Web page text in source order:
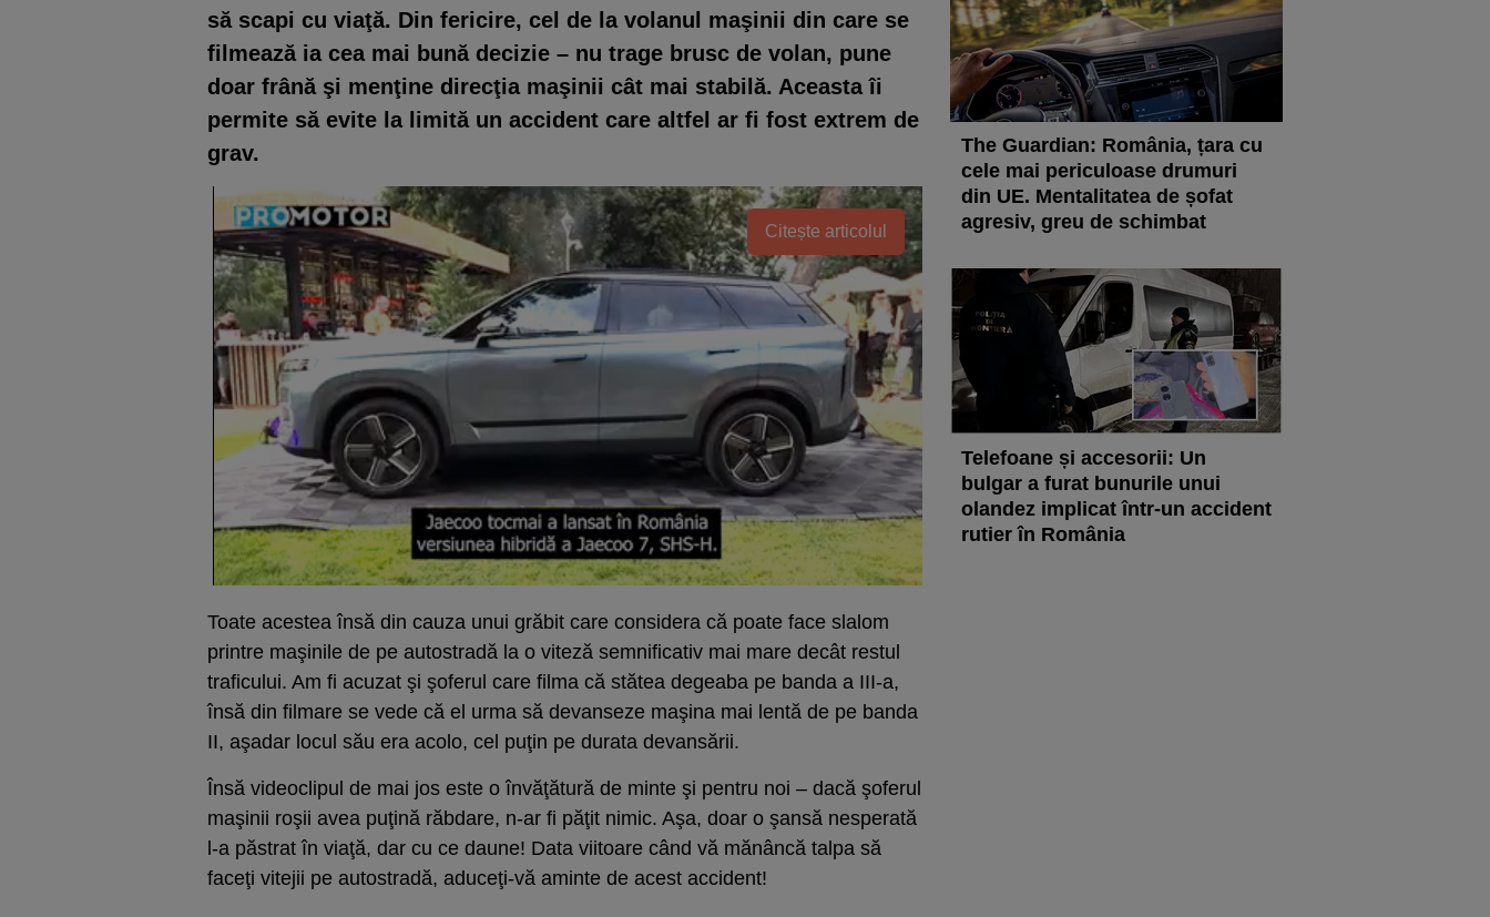
să scapi cu viaţă. Din fericire, cel de la volanul maşinii din care se
filmează ia cea mai bună decizie – nu trage brusc de volan, pune
doar frână şi menţine direcţia maşinii cât mai stabilă. Aceasta îi
permite să evite la limită un accident care altfel ar fi fost extrem de
grav.
Citește articolul
Toate acestea însă din cauza unui grăbit care considera că poate face slalom
printre maşinile de pe autostradă la o viteză semnificativ mai mare decât restul
traficului. Am fi acuzat şi şoferul care filma că stătea degeaba pe banda a III-a,
însă din filmare se vede că el urma să devanseze maşina mai lentă de pe banda
II, aşadar locul său era acolo, cel puţin pe durata devansării.
Însă videoclipul de mai jos este o învăţătură de minte şi pentru noi – dacă şoferul
maşinii roşii avea puţină răbdare, n-ar fi păţit nimic. Aşa, doar o şansă nesperată
l-a păstrat în viaţă, dar cu ce daune! Data viitoare când vă mănâncă talpa să
faceţi vitejii pe autostradă, aduceţi-vă aminte de acest accident!
The Guardian: România, țara cu
cele mai periculoase drumuri
din UE. Mentalitatea de șofat
agresiv, greu de schimbat
Telefoane și accesorii: Un
bulgar a furat bunurile unui
olandez implicat într-un accident
rutier în România